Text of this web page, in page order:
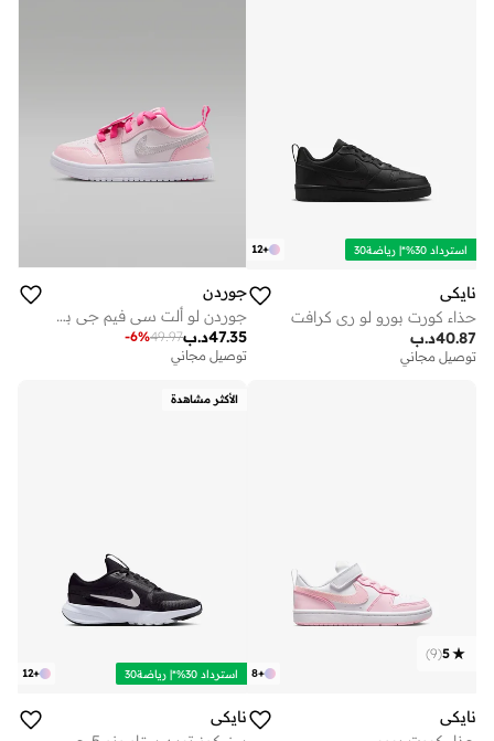
+
12 استرداد 30%*| رياضة30
نايكي
حذاء كورت بورو لو ري كرافت
د.ب40.87
توصيل مجاني
جوردن
جوردن لو ألت سي فيم جي بي للأطفال
د.ب47.35
49.97
-6%
توصيل مجاني
+
8
5
(
9
)
نايكي
الأكثر مشاهدة
+
12 استرداد 30%*| رياضة30
نايكي